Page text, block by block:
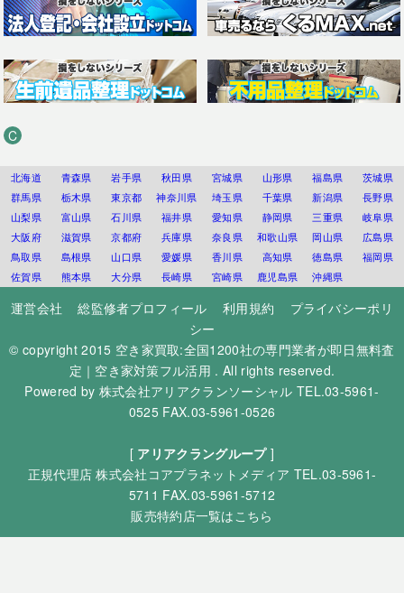
C
北海道 青森県 岩手県 秋田県 宮城県 山形県 福島県
茨城県
群馬県
栃木県 東京都 神奈川県 埼玉県 千葉県 新潟県
長野県
山梨県
富山県 石川県 福井県 愛知県 静岡県 三重県
岐阜県
大阪府
滋賀県 京都府 兵庫県 奈良県 和歌山県 岡山県
広島県
鳥取県
島根県 山口県 愛媛県 香川県 高知県 徳島県
福岡県
佐賀県
熊本県 大分県 長崎県 宮崎県 鹿児島県 沖縄県
運営会社 総監修者プロフィール 利用規約
プライバシーポリ
シー
© copyright 2015 空き家買取:全国1200社の専門業者が即日無料査
定｜空き家対策フル活用 . All rights reserved.
Powered by 株式会社アリアクランソーシャル TEL.03-5961-
0525 FAX.03-5961-0526
[ アリアクラングループ]
正規代理店株式会社コアプラネットメディア TEL.03-5961-
5711 FAX.03-5961-5712
販売特約店一覧はこちら